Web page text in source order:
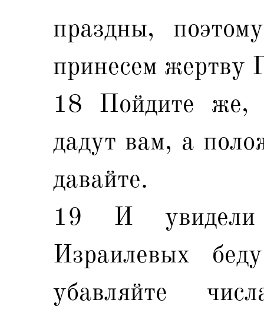
праздны,
принесем жертву
18 Пойдите же,
дадут вам, а
давайте.
19 И увидели
Израилевых
убавляйте